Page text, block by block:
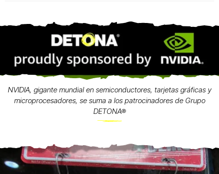
NVIDIA, gigante mundial en semiconductores, tarjetas gráficas y
microprocesadores, se suma a los patrocinadores de Grupo
DETONA®